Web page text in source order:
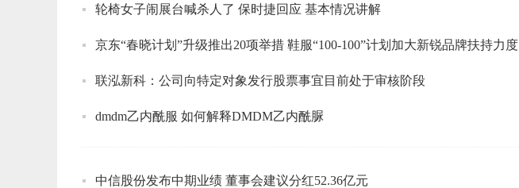
轮椅女子闹展台喊杀人了 保时捷回应 基本情况讲解
京东“春晓计划”升级推出20项举措 鞋服“100-100”计划加大新锐品牌扶持力度
联泓新科：公司向特定对象发行股票事宜目前处于审核阶段
dmdm乙内酰服 如何解释DMDM乙内酰脲
中信股份发布中期业绩 董事会建议分红52.36亿元